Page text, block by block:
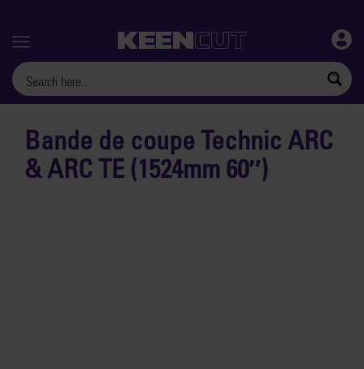
Menu
Bande de coupe Technic ARC
& ARC TE (1524mm 60″)